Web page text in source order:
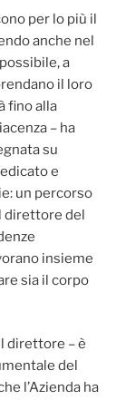
per lo più il
anche nel
a
il loro
fino alla
– ha
su
e
un percorso
direttore del
insieme
sia il corpo
direttore – è
del
l’Azienda ha